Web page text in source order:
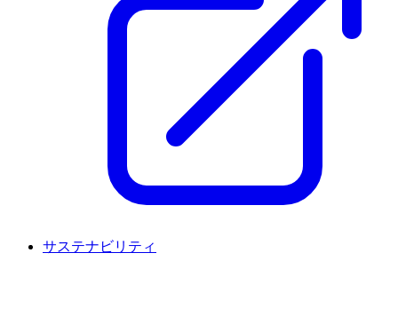
サステナビリティ